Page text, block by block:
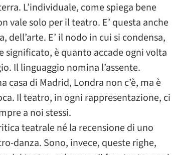
L’individuale, come spiega bene
vale solo per il teatro. E’ questa anche
dell’arte. E’ il nodo in cui si condensa,
è quanto accade ogni volta
Il linguaggio nomina l’assente.
casa di Madrid, Londra non c’è, ma è
Il teatro, in ogni rappresentazione, ci
a noi stessi.
teatrale né la recensione di uno
danza. Sono, invece, queste righe,